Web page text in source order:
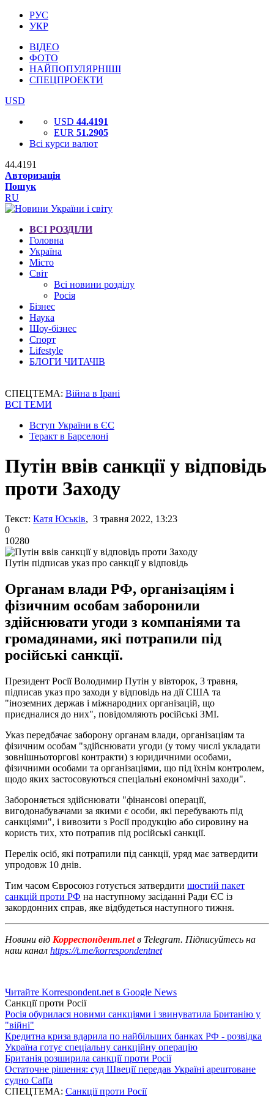
РУС
УКР
ВІДЕО
ФОТО
НАЙПОПУЛЯРНІШІ
СПЕЦПРОЕКТИ
USD
USD 44.4191
EUR 51.2905
Всі курси валют
44.4191
Авторизація
Пошук
RU
ВСІ РОЗДІЛИ
Головна
Україна
Місто
Світ
Всі новини розділу
Росія
Бізнес
Наука
Шоу-бізнес
Спорт
Lifestyle
БЛОГИ ЧИТАЧІВ
СПЕЦТЕМА: Війна в Ірані
ВСІ ТЕМИ
Вступ України в ЄС
Теракт в Барселоні
Путін ввів санкції у відповідь
проти Заходу
Текст: Катя Юськів, 3 травня 2022, 13:23
0
10280
Путін підписав указ про санкції у відповідь
Органам влади РФ, організаціям і
фізичним особам заборонили
здійснювати угоди з компаніями та
громадянами, які потрапили під
російські санкції.
Президент Росії Володимир Путін у вівторок, 3 травня,
підписав указ про заходи у відповідь на дії США та
"іноземних держав і міжнародних організацій, що
приєдналися до них", повідомляють російські ЗМІ.
Указ передбачає заборону органам влади, організаціям та
фізичним особам "здійснювати угоди (у тому числі укладати
зовнішньоторгові контракти) з юридичними особами,
фізичними особами та організаціями, що під їхнім контролем,
щодо яких застосовуються спеціальні економічні заходи".
Забороняється здійснювати "фінансові операції,
вигодонабувачами за якими є особи, які перебувають під
санкціями", і вивозити з Росії продукцію або сировину на
користь тих, хто потрапив під російські санкції.
Перелік осіб, які потрапили під санкції, уряд має затвердити
упродовж 10 днів.
Тим часом Євросоюз готується затвердити шостий пакет
санкцій проти РФ на наступному засіданні Ради ЄС із
закордонних справ, яке відбудеться наступного тижня.
Новини від Корреспондент.netв Telegram. Підписуйтесь на
наш канал https://t.me/korrespondentnet
Читайте Korrespondent.net в Google News
Санкції проти Росії
Росія обурилася новими санкціями і звинуватила Британію у
"війні"
Кредитна криза вдарила по найбільших банках РФ - розвідка
Україна готує спеціальну санкційну операцію
Британія розширила санкції проти Росії
Остаточне рішення: суд Швеції передав Україні арештоване
судно Caffa
СПЕЦТЕМА: Санкції проти Росії